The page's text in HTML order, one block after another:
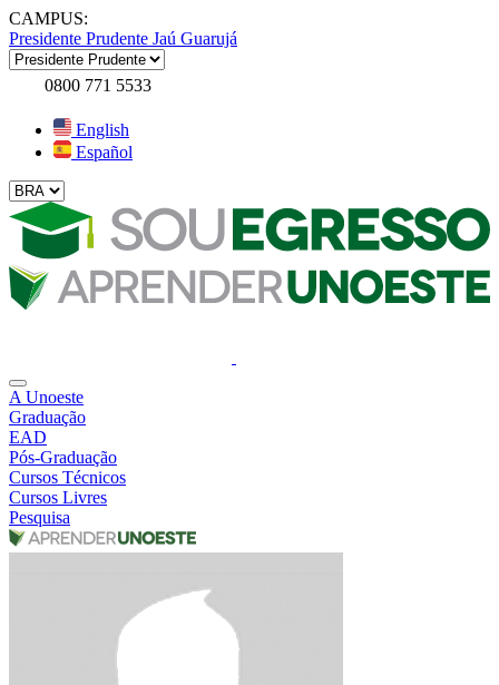
CAMPUS:
Presidente Prudente Jaú Guarujá
0800 771 5533
English
Español
A Unoeste
Graduação
EAD
Pós-Graduação
Cursos Técnicos
Cursos Livres
Pesquisa